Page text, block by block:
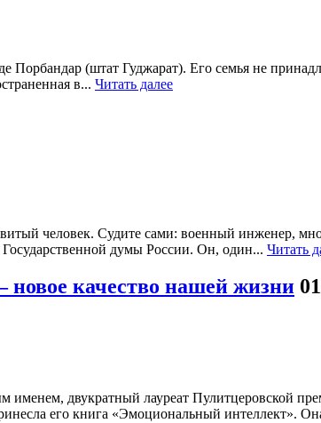
Порбандар (штат Гуджарат). Его семья не
в... Читать далее
человек. Судите сами: военный
думы России. Он, один... Читать
новое качество нашей жизни
двукратный лауреат Пулитцеровской
его книга «Эмоциональный интеллект».